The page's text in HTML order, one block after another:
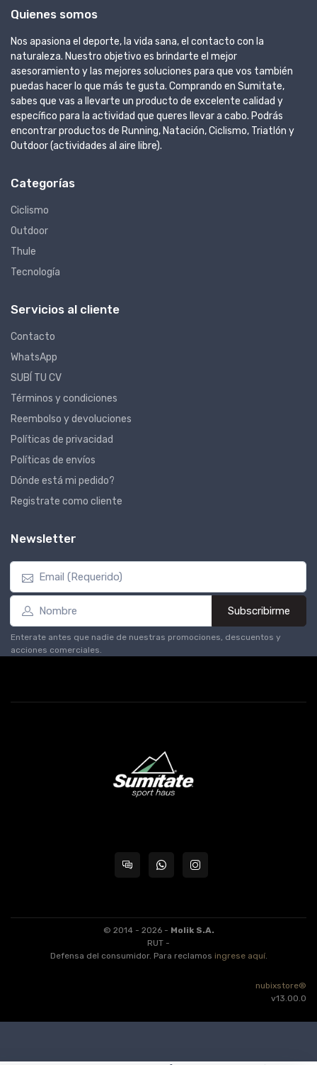
Quienes somos
Nos apasiona el deporte, la vida sana, el contacto con la
naturaleza. Nuestro objetivo es brindarte el mejor
asesoramiento y las mejores soluciones para que vos también
puedas hacer lo que más te gusta. Comprando en Sumitate,
sabes que vas a llevarte un producto de excelente calidad y
específico para la actividad que queres llevar a cabo. Podrás
encontrar productos de Running, Natación, Ciclismo, Triatlón y
Outdoor (actividades al aire libre).
Categorías
Ciclismo
Outdoor
Thule
Tecnología
Servicios al cliente
Contacto
WhatsApp
SUBÍ TU CV
Términos y condiciones
Reembolso y devoluciones
Políticas de privacidad
Políticas de envíos
Dónde está mi pedido?
Registrate como cliente
Newsletter
Subscribirme
Enterate antes que nadie de nuestras promociones, descuentos y
acciones comerciales.
© 2014 - 2026 - Molik S.A.
RUT -
Defensa del consumidor. Para reclamos ingrese aquí.
nubixstore®
v13.00.0